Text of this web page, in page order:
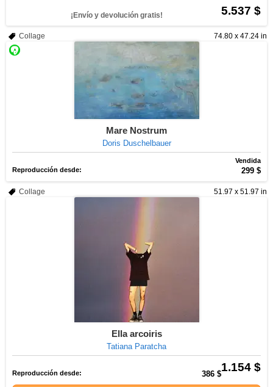
5.537 $
¡Envío y devolución gratis!
74.80 x 47.24 in
Collage
Mare Nostrum
Doris Duschelbauer
Vendida
Reproducción desde:
299 $
51.97 x 51.97 in
Collage
Ella arcoiris
Tatiana Paratcha
1.154 $
Reproducción desde: 386 $